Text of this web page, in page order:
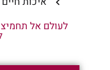
לעולם אל